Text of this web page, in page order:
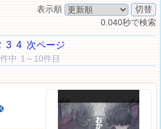
表示順
0.040秒で検索
3 4 次ページ
中 1～10件目